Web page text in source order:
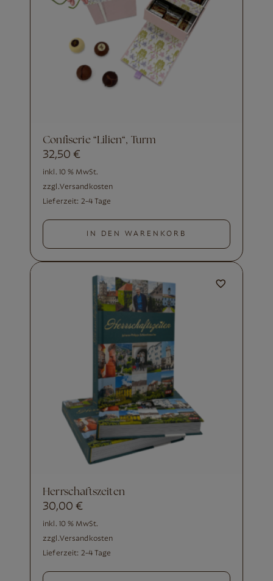
Confiserie “Lilien“, Turm
32,50€
inkl. 10 % MwSt.
zzgl.Versandkosten
Lieferzeit: 2-4 Tage
IN DEN WARENKORB
Herrschaftszeiten
30,00€
inkl. 10 % MwSt.
zzgl.Versandkosten
Lieferzeit: 2-4 Tage